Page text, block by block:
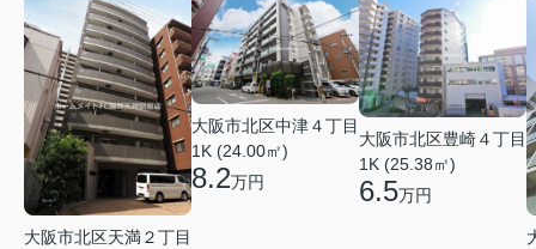
大阪市北区天満２丁目
大阪市北区中津４丁目
1K (24.00㎡)
8.2万円
大阪市北区豊崎４丁目
1K (25.38㎡)
6.5万円